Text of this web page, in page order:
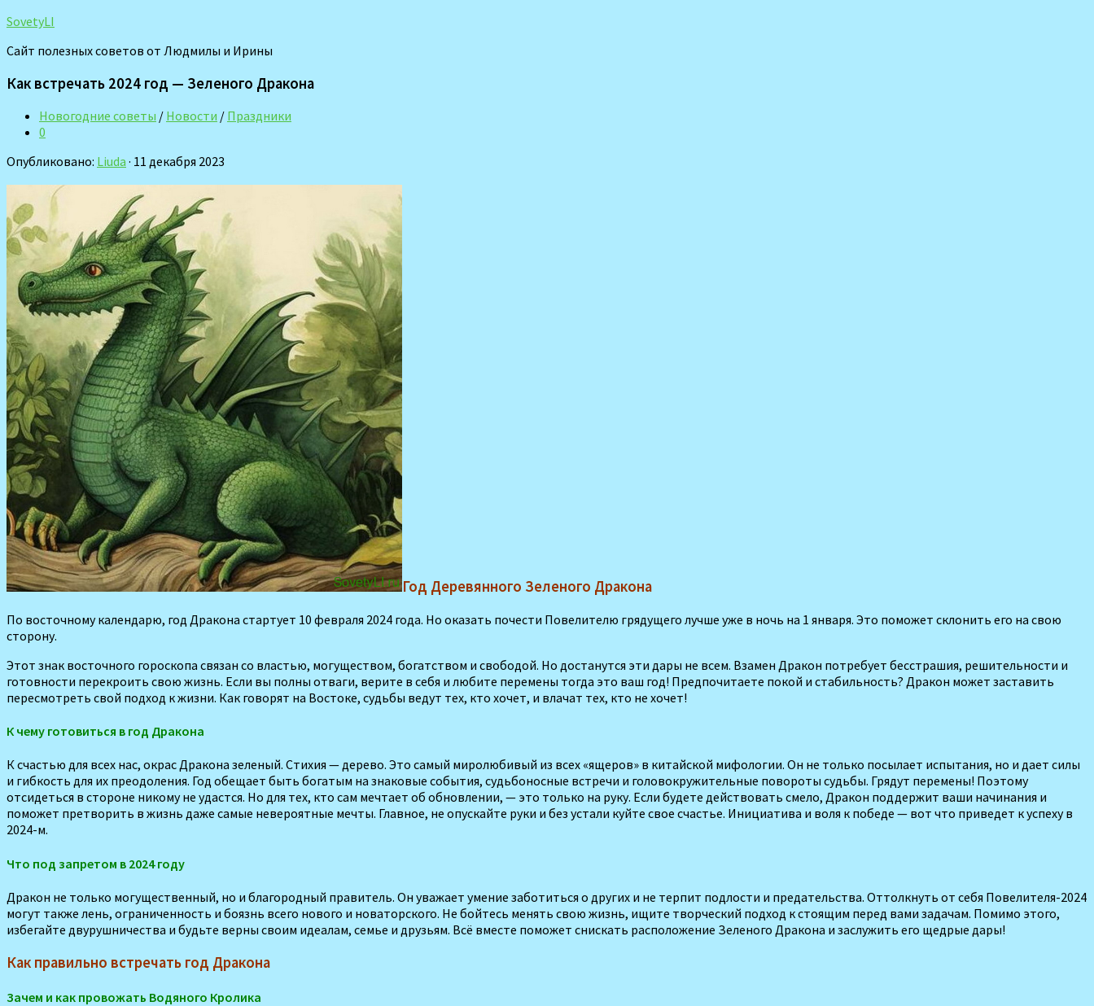
SovetyLI
Сайт полезных советов от Людмилы и Ирины
Как встречать 2024 год — Зеленого Дракона
Новогодние советы / Новости / Праздники
0
Опубликовано: Liuda · 11 декабря 2023
Год Деревянного Зеленого Дракона
По восточному календарю, год Дракона стартует 10 февраля 2024 года. Но оказать почести Повелителю грядущего лучше уже в ночь на 1 января. Это поможет склонить его на свою
сторону.
Этот знак восточного гороскопа связан со властью, могуществом, богатством и свободой. Но достанутся эти дары не всем. Взамен Дракон по­требует бесстрашия, решитель­ности и
готовности перекроить свою жизнь. Если вы полны отваги, верите в себя и любите перемены тогда это ваш год! Предпочита­ете покой и стабильность? Дракон может заставить
пересмотреть свой под­ход к жизни. Как говорят на Востоке, судьбы ведут тех, кто хочет, и влачат тех, кто не хочет!
К чему готовиться в год Дракона
К счастью для всех нас, окрас Дра­кона зеленый. Стихия — дерево. Это самый миролюбивый из всех «ящеров» в китайской мифологии. Он не только посылает испытания, но и дает силы
и гибкость для их преодоления. Год обещает быть богатым на знаковые события, судьбоносные встречи и головокру­жительные повороты судьбы. Грядут переме­ны! Поэтому
отсидеть­ся в стороне никому не удастся. Но для тех, кто сам мечтает об обновлении, — это только на руку. Если будете действовать смело, Дракон поддержит ваши начинания и
поможет претворить в жизнь даже самые невероятные мечты. Главное, не опускайте руки и без устали куйте свое счастье. Инициатива и воля к победе — вот что приведет к успеху в
2024-м.
Что под запретом в 2024 году
Дракон не только могуществен­ный, но и благородный правитель. Он уважает умение заботиться о других и не терпит подлости и пре­дательства. Оттолкнуть от себя По­велителя-2024
могут также лень, ограниченность и боязнь всего нового и новаторского. Не бойтесь менять свою жизнь, ищите творче­ский подход к стоящим перед вами задачам. Помимо этого,
избегайте двурушничества и будьте верны своим идеалам, семье и друзьям. Всё вместе поможет снискать рас­положение Зеленого Дракона и за­служить его щедрые дары!
Как правильно встречать год Дракона
Зачем и как провожать Водяного Кролика